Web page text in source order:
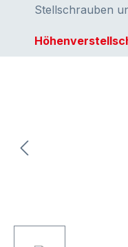
Stellschrauben